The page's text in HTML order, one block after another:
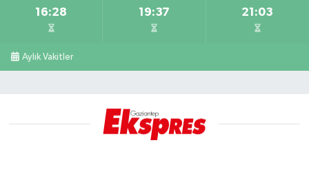
16:28 19:37 21:03
Aylık Vakitler